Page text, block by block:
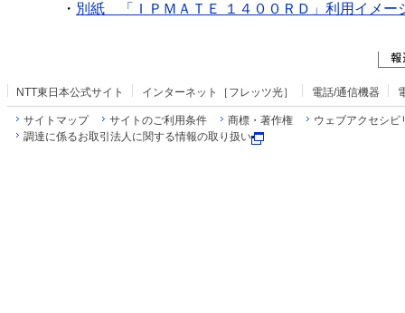
・ 別紙 「ＩＰＭＡＴＥ １４００ＲＤ」利用イメー
NTT東日本公式サイト インターネット［フレッツ光］ 電話/通信機器
サイトマップ サイトのご利用条件 商標・著作権
ウェブアクセシビ
調達に係るお取引法人に関する情報の取り扱い